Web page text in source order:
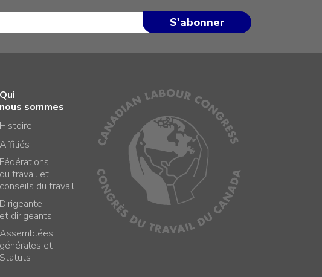
Qui
nous sommes
Histoire
Affiliés
Fédérations
du travail et
conseils du travail
Dirigeante
et dirigeants
Assemblées
générales et
Statuts